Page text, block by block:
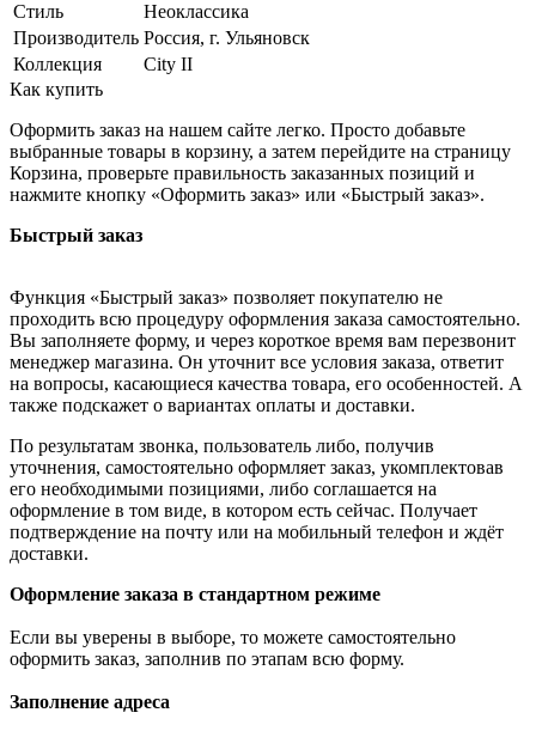
Стиль
Неоклассика
Производитель Россия, г. Ульяновск
Коллекция
City II
Как купить
Оформить заказ на нашем сайте легко. Просто добавьте
выбранные товары в корзину, а затем перейдите на страницу
Корзина, проверьте правильность заказанных позиций и
нажмите кнопку «Оформить заказ» или «Быстрый заказ».
Быстрый заказ
Функция «Быстрый заказ» позволяет покупателю не
проходить всю процедуру оформления заказа самостоятельно.
Вы заполняете форму, и через короткое время вам перезвонит
менеджер магазина. Он уточнит все условия заказа, ответит
на вопросы, касающиеся качества товара, его особенностей. А
также подскажет о вариантах оплаты и доставки.
По результатам звонка, пользователь либо, получив
уточнения, самостоятельно оформляет заказ, укомплектовав
его необходимыми позициями, либо соглашается на
оформление в том виде, в котором есть сейчас. Получает
подтверждение на почту или на мобильный телефон и ждёт
доставки.
Оформление заказа в стандартном режиме
Если вы уверены в выборе, то можете самостоятельно
оформить заказ, заполнив по этапам всю форму.
Заполнение адреса